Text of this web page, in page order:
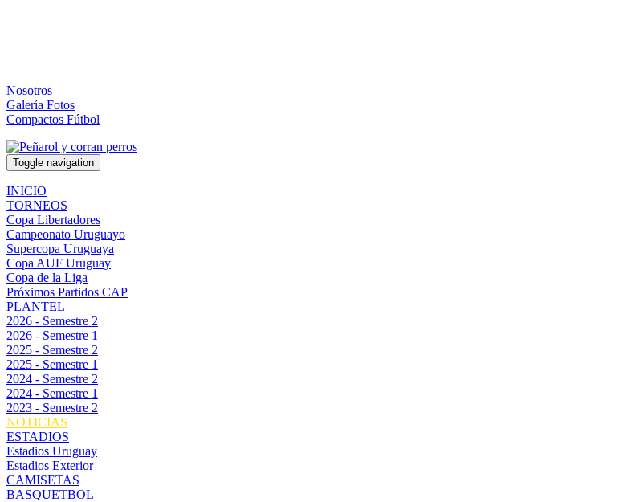
Nosotros
Galería Fotos
Compactos Fútbol
Toggle navigation
INICIO
TORNEOS
Copa Libertadores
Campeonato Uruguayo
Supercopa Uruguaya
Copa AUF Uruguay
Copa de la Liga
Próximos Partidos CAP
PLANTEL
2026 - Semestre 2
2026 - Semestre 1
2025 - Semestre 2
2025 - Semestre 1
2024 - Semestre 2
2024 - Semestre 1
2023 - Semestre 2
NOTICIAS
ESTADIOS
Estadios Uruguay
Estadios Exterior
CAMISETAS
BASQUETBOL